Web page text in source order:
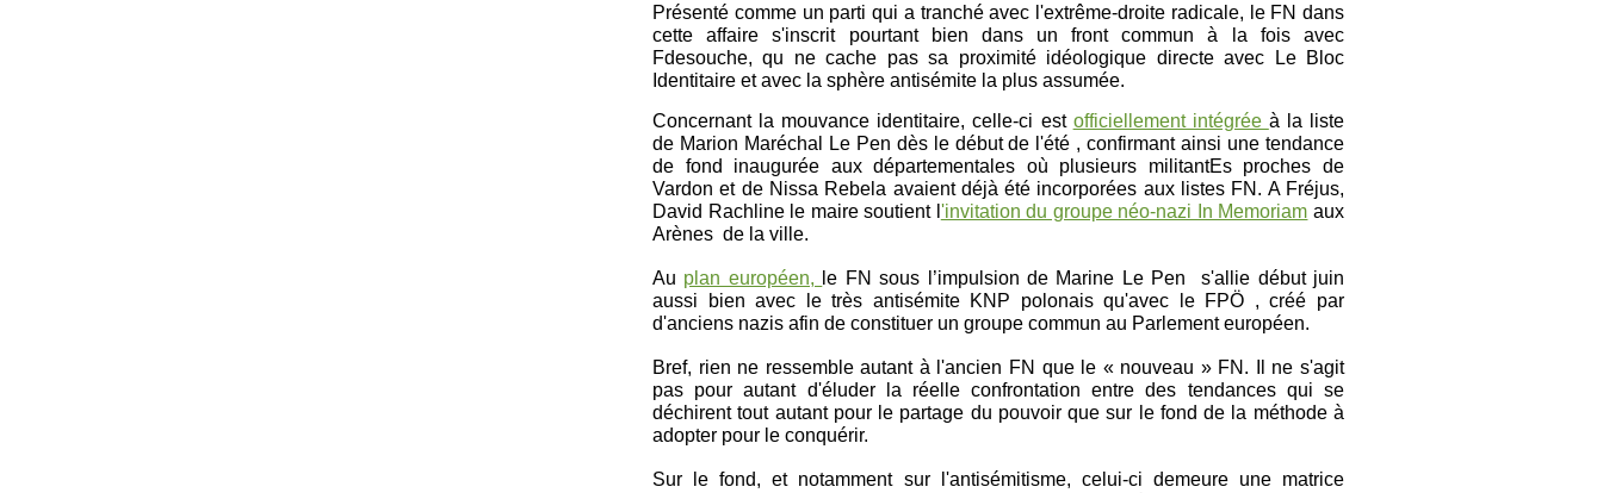
Présenté comme un parti qui a tranché avec l'extrême-droite radicale, le FN dans
cette affaire s'inscrit pourtant bien dans un front commun à la fois avec
Fdesouche, qu ne cache pas sa proximité idéologique directe avec Le Bloc
Identitaire et avec la sphère antisémite la plus assumée.
Concernant la mouvance identitaire, celle-ci est officiellement intégrée à la liste
de Marion Maréchal Le Pen dès le début de l'été , confirmant ainsi une tendance
de fond inaugurée aux départementales où plusieurs militantEs proches de
Vardon et de Nissa Rebela avaient déjà été incorporées aux listes FN. A Fréjus,
David Rachline le maire soutient l 'invitation du groupe néo-nazi In Memoriam aux
Arènes de la ville.
Au plan européen,
le FN sous l’impulsion de Marine Le Pen s'allie début juin
aussi bien avec le très antisémite KNP polonais qu'avec le FPÖ , créé par
d'anciens nazis afin de constituer un groupe commun au Parlement européen.
Bref, rien ne ressemble autant à l'ancien FN que le « nouveau » FN. Il ne s'agit
pas pour autant d'éluder la réelle confrontation entre des tendances qui se
déchirent tout autant pour le partage du pouvoir que sur le fond de la méthode à
adopter pour le conquérir.
Sur le fond, et notamment sur l'antisémitisme, celui-ci demeure une matrice